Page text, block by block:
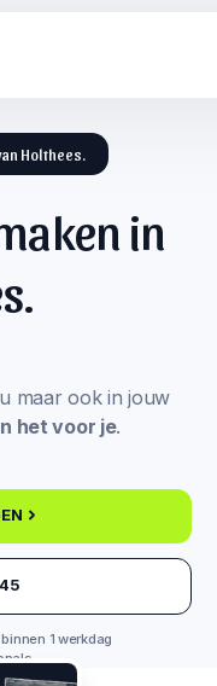
Holthees.
in
maar ook in jouw
het voor je.
1 werkdag